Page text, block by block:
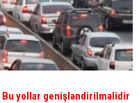
Bu yollar genişləndirilməlidir